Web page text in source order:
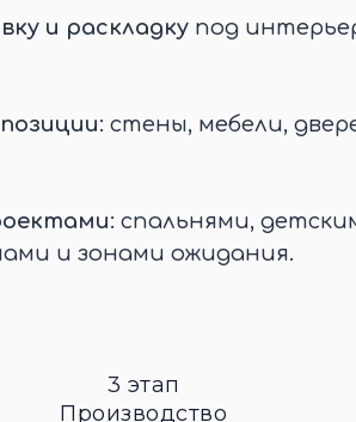
и раскладку под
: стены, мебели,
: спальнями,
и зонами ожидания.
3 этап
Производство